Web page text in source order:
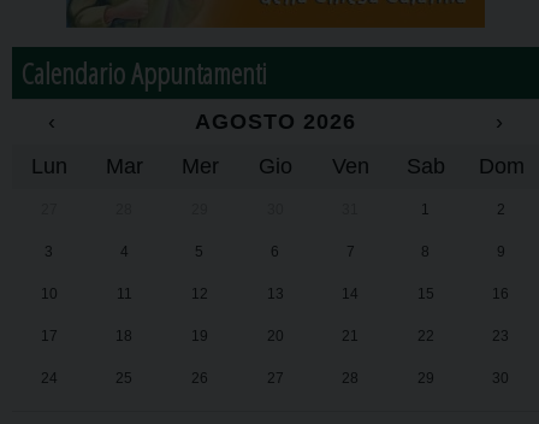
Calendario Appuntamenti
‹ AGOSTO 2026
›
Lun
Mar Mer Gio Ven Sab Dom
1 2
3 4 5 6 7 8 9
10 11 12 13 14 15 16
17 18 19 20 21 22 23
24 25 26 27 28 29 30